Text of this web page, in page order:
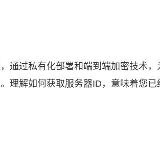
通过私有化部署和端到端加密技术
理解如何获取服务器ID，意味着您